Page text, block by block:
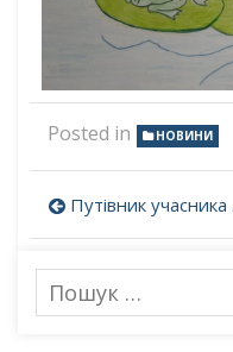
Posted in НОВИНИ
Навігація
записів
Путівник учасника ЗНО-2022
Пошук
для: